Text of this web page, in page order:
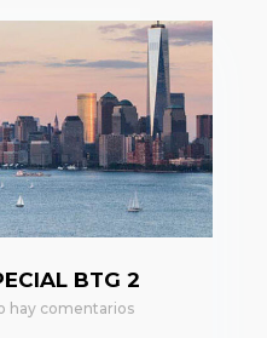
BTG 2
hay comentarios